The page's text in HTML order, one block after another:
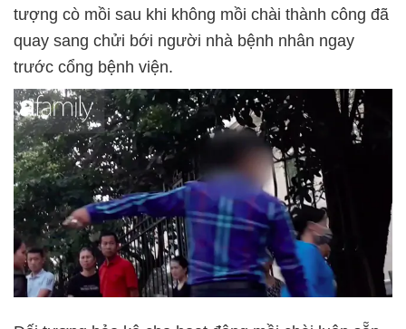
tượng cò mồi sau khi không mồi chài thành công đã
quay sang chửi bới người nhà bệnh nhân ngay
trước cổng bệnh viện.